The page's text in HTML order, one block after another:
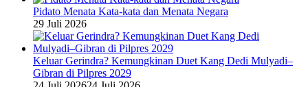
Pidato Menata Kata-kata dan Menata Negara
29 Juli 2026
Keluar Gerindra? Kemungkinan Duet Kang Dedi Mulyadi–
Gibran di Pilpres 2029